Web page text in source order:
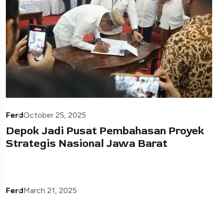
FerdOctober 25, 2025
Depok Jadi Pusat Pembahasan Proyek
Strategis Nasional Jawa Barat
FerdMarch 21, 2025